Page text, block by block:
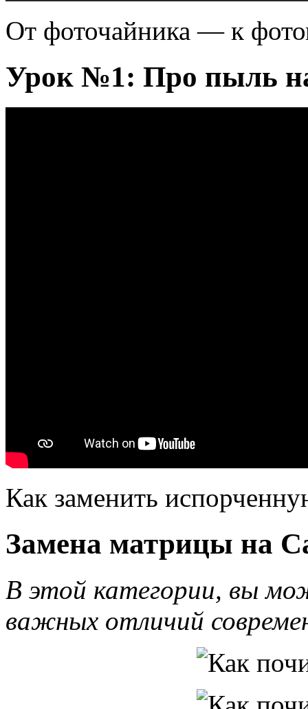
От фоточайника — к
Урок №1: Про пыль
Как заменить
Замена матрицы на
В этой категории, вы
важных отличий